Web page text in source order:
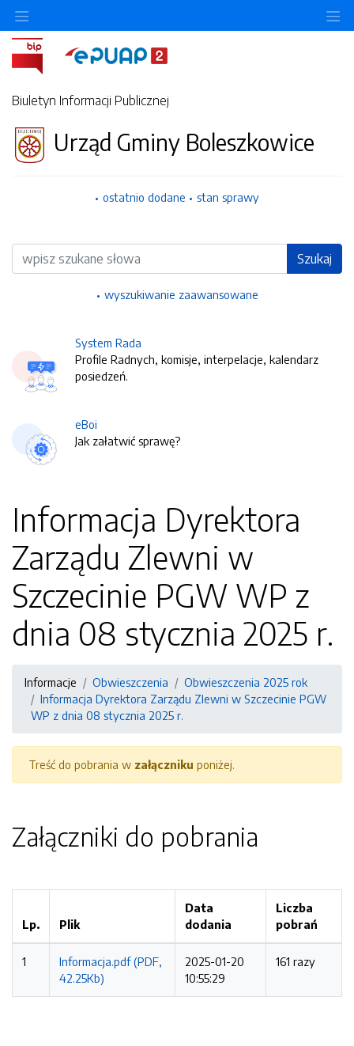
Biuletyn Informacji Publicznej
Urząd Gminy Boleszkowice
ostatnio dodane stan sprawy
Wyszukiwarka Szukaj
wyszukiwanie zaawansowane
System Rada
Profile Radnych, komisje, interpelacje, kalendarz
posiedzeń.
eBoi
Jak załatwić sprawę?
Informacja Dyrektora
Zarządu Zlewni w
Szczecinie PGW WP z
dnia 08 stycznia 2025 r.
Informacje Obwieszczenia
Obwieszczenia 2025 rok
Informacja Dyrektora Zarządu Zlewni w Szczecinie PGW
WP z dnia 08 stycznia 2025 r.
Treść do pobrania w załączniku poniżej.
Załączniki do pobrania
Lp. Plik
Data
dodania
Liczba
pobrań
1
Informacja.pdf (PDF,
42.25Kb)
2025-01-20
10:55:29
161 razy